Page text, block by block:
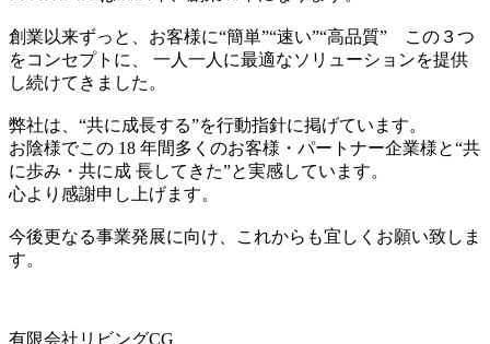
創業以来ずっと、お客様に“簡単”“速い”“高品質” この３つ
をコンセプトに、 一人一人に最適なソリューションを提供
し続けてきました。
弊社は、“共に成長する”を行動指針に掲げています。
お陰様でこの 18 年間多くのお客様・パートナー企業様と“共
に歩み・共に成 長してきた”と実感しています。
心より感謝申し上げます。
今後更なる事業発展に向け、これからも宜しくお願い致しま
す。
有限会社リビングCG